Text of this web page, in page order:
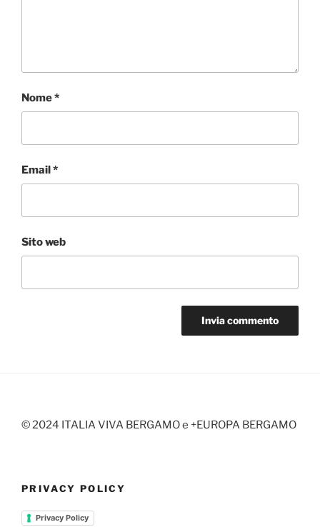
Nome*
Email*
Sito web
© 2024 ITALIA VIVA BERGAMO e +EUROPA BERGAMO
PRIVACY POLICY
Privacy Policy